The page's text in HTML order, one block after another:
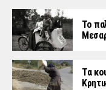
Το
Τα